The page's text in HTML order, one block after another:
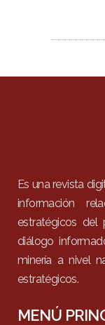
Es una revista
información
estratégicos
diálogo
minería a nivel
estratégicos.
MENÚ